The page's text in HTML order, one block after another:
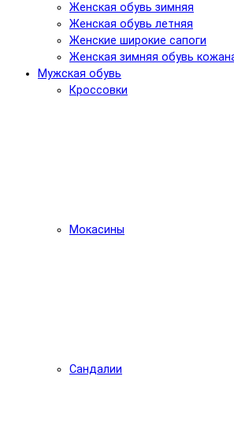
Женская обувь зимняя
Женская обувь летняя
Женские широкие сапоги
Женская зимняя обувь
Мужская обувь
Кроссовки
Мокасины
Сандалии